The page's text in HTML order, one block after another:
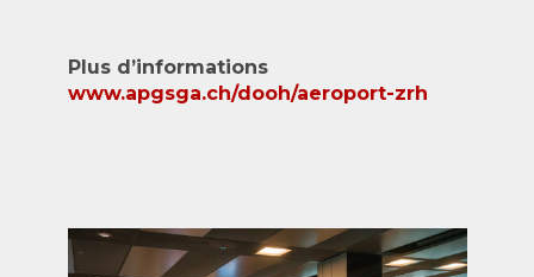
Plus d’informations
www.apgsga.ch/dooh/aeroport-zrh